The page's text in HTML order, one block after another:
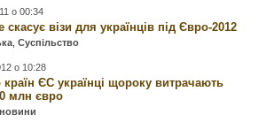
о 00:34
візи для українців під Євро-2012
,Суспільство
о 10:28
країн ЄС українці щороку витрачають
млн євро